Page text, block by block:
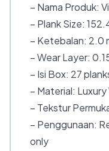
– Nama Produk:
– Plank Size:
– Ketebalan: 2.0
– Wear Layer:
– Isi Box: 27
– Material: Luxury
– Tekstur
– Penggunaan:
only